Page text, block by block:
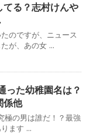
てる？志村けんや
のですが、ニュース
が、あの女 ...
った幼稚園名は？
係他
の男は誰だ！？最強
ます ...